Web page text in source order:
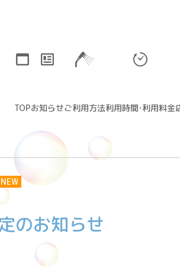
TOPお知らせご利用方法利用時間・利用料金
NEW
のお知らせ